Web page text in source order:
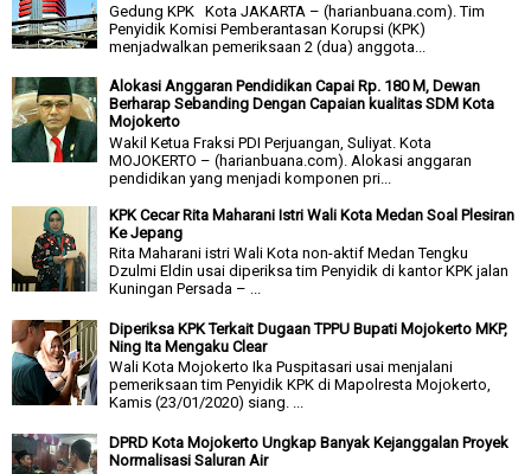
Gedung KPK Kota JAKARTA – (harianbuana.com). Tim
Penyidik Komisi Pemberantasan Korupsi (KPK)
menjadwalkan pemeriksaan 2 (dua) anggota...
Alokasi Anggaran Pendidikan Capai Rp. 180 M, Dewan
Berharap Sebanding Dengan Capaian kualitas SDM Kota
Mojokerto
Wakil Ketua Fraksi PDI Perjuangan, Suliyat. Kota
MOJOKERTO – (harianbuana.com). Alokasi anggaran
pendidikan yang menjadi komponen pri...
KPK Cecar Rita Maharani Istri Wali Kota Medan Soal Plesiran
Ke Jepang
Rita Maharani istri Wali Kota non-aktif Medan Tengku
Dzulmi Eldin usai diperiksa tim Penyidik di kantor KPK jalan
Kuningan Persada – ...
Diperiksa KPK Terkait Dugaan TPPU Bupati Mojokerto MKP,
Ning Ita Mengaku Clear
Wali Kota Mojokerto Ika Puspitasari usai menjalani
pemeriksaan tim Penyidik KPK di Mapolresta Mojokerto,
Kamis (23/01/2020) siang. ...
DPRD Kota Mojokerto Ungkap Banyak Kejanggalan Proyek
Normalisasi Saluran Air